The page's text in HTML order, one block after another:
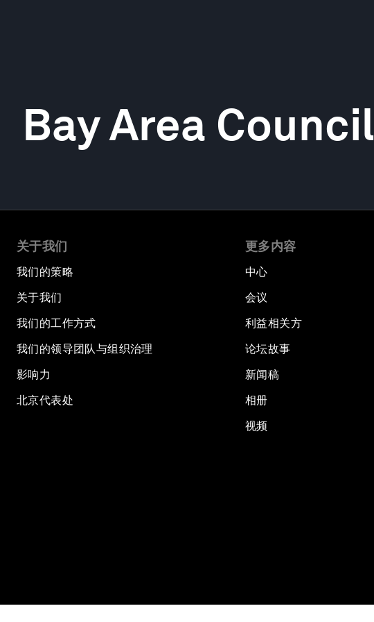
Bay Area Council
关于我们
我们的策略
关于我们
我们的工作方式
我们的领导团队与组织治理
影响力
北京代表处
更多内容
中心
会议
利益相关方
论坛故事
新闻稿
相册
视频